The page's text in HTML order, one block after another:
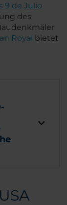
9 de Julio
des
Royal bietet